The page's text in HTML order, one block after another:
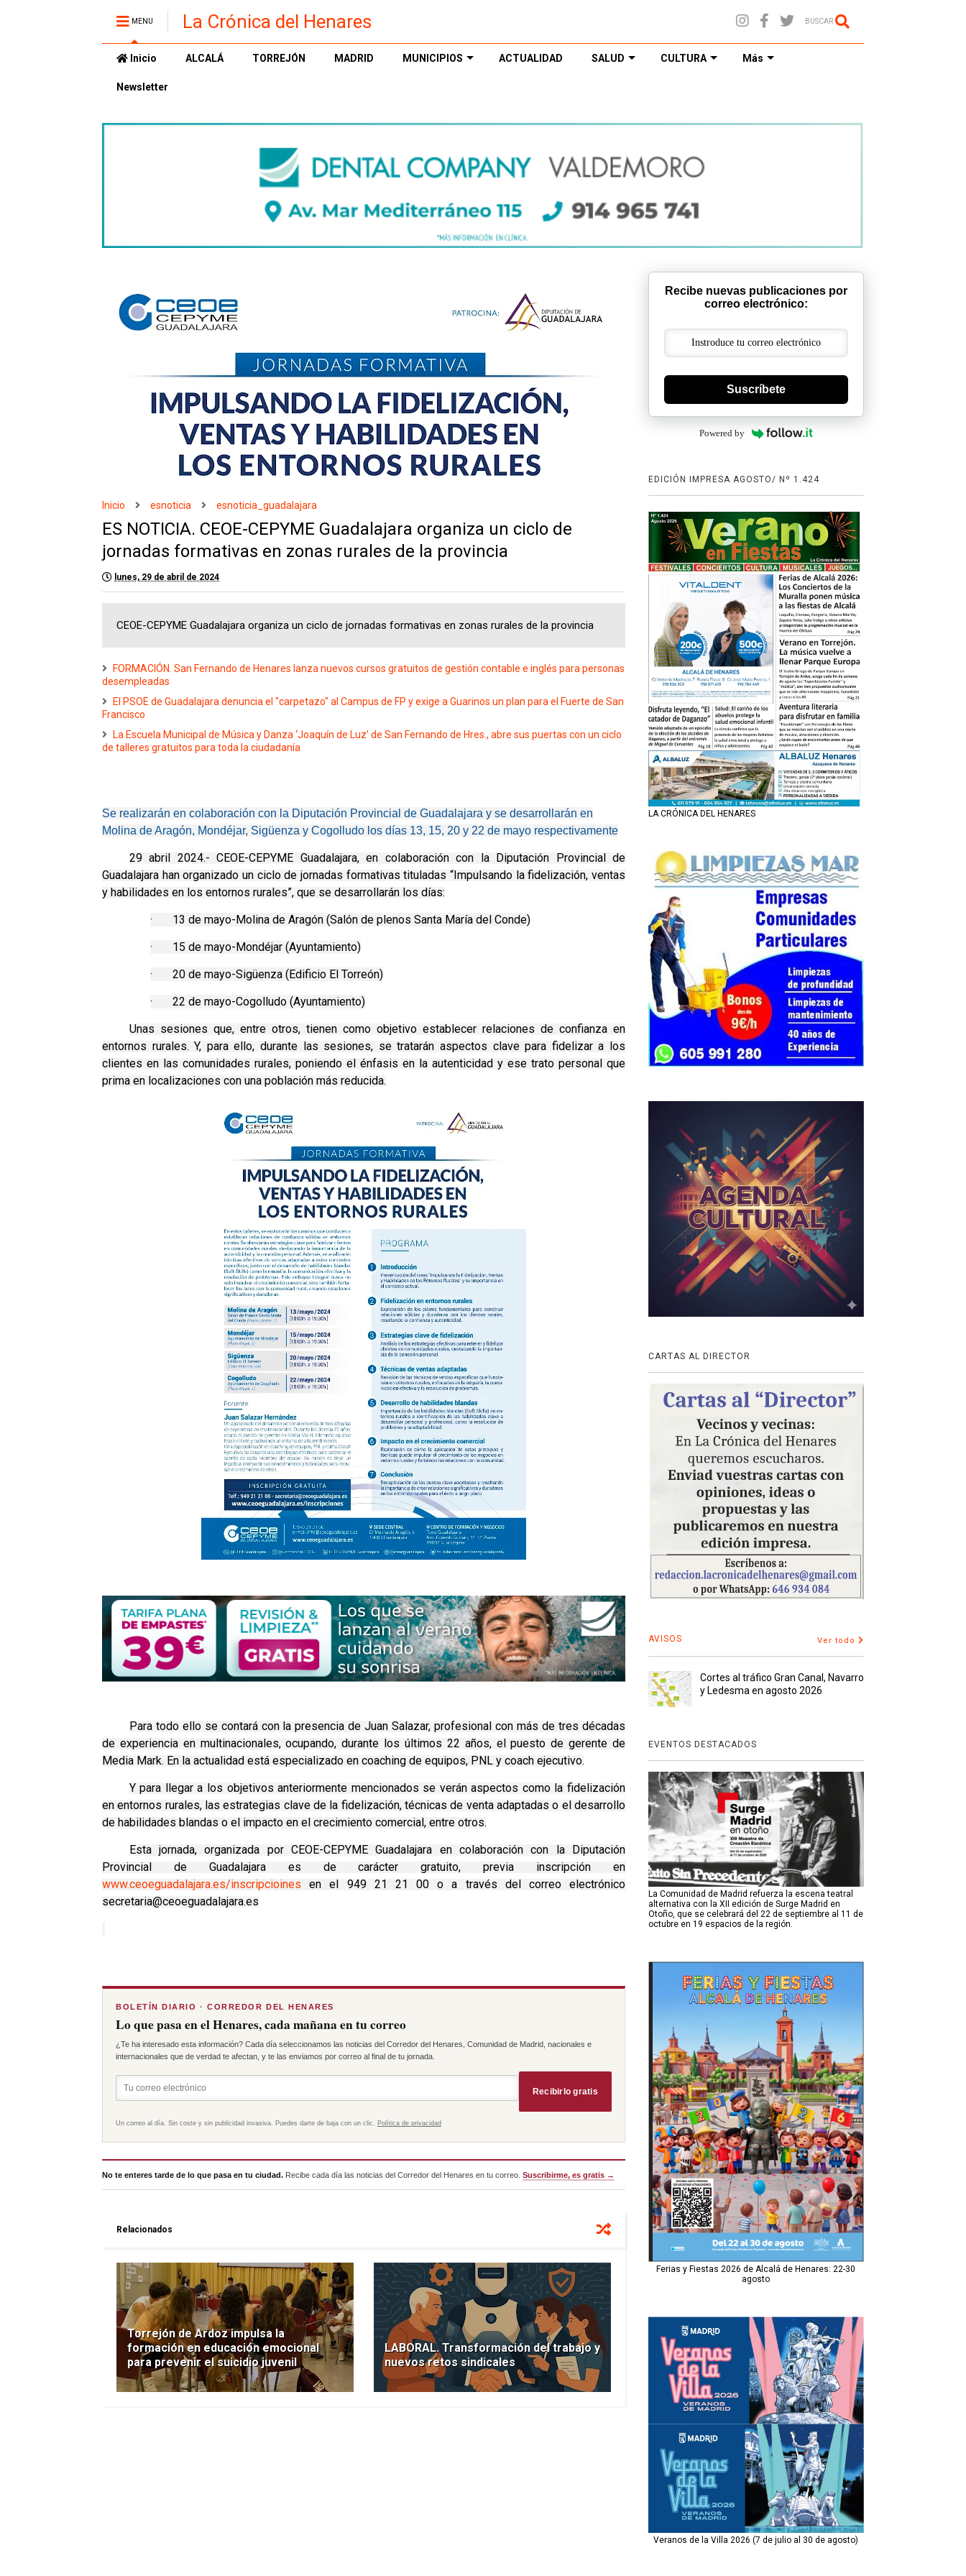
MENU La Crónica del Henares BUSCAR
Inicio ALCALÁ TORREJÓN MADRID MUNICIPIOS ACTUALIDAD SALUD CULTURA Más
Newsletter
Inicio esnoticia esnoticia_guadalajara
ES NOTICIA. CEOE-CEPYME Guadalajara organiza un ciclo de
jornadas formativas en zonas rurales de la provincia
lunes, 29 de abril de 2024
CEOE-CEPYME Guadalajara organiza un ciclo de jornadas formativas en zonas rurales de la provincia
FORMACIÓN. San Fernando de Henares lanza nuevos cursos gratuitos de gestión contable e inglés para personas
desempleadas
El PSOE de Guadalajara denuncia el "carpetazo" al Campus de FP y exige a Guarinos un plan para el Fuerte de San
Francisco
La Escuela Municipal de Música y Danza ‘Joaquín de Luz’ de San Fernando de Hres., abre sus puertas con un ciclo
de talleres gratuitos para toda la ciudadanía
Se realizarán en colaboración con la Diputación Provincial de Guadalajara y se desarrollarán en
Molina de Aragón, Mondéjar, Sigüenza y Cogolludo los días 13, 15, 20 y 22 de mayo respectivamente
29 abril 2024.- CEOE-CEPYME Guadalajara, en colaboración con la Diputación Provincial de
Guadalajara han organizado un ciclo de jornadas formativas tituladas “Impulsando la fidelización, ventas
y habilidades en los entornos rurales”, que se desarrollarán los días:
·
13 de mayo-Molina de Aragón (Salón de plenos Santa María del Conde)
·
15 de mayo-Mondéjar (Ayuntamiento)
·
20 de mayo-Sigüenza (Edificio El Torreón)
·
22 de mayo-Cogolludo (Ayuntamiento)
Unas sesiones que, entre otros, tienen como objetivo establecer relaciones de confianza en
entornos rurales. Y, para ello, durante las sesiones, se tratarán aspectos clave para fidelizar a los
clientes en las comunidades rurales, poniendo el énfasis en la autenticidad y ese trato personal que
prima en localizaciones con una población más reducida.
Para todo ello se contará con la presencia de Juan Salazar, profesional con más de tres décadas
de experiencia en multinacionales, ocupando, durante los últimos 22 años, el puesto de gerente de
Media Mark. En la actualidad está especializado en coaching de equipos, PNL y coach ejecutivo.
Y para llegar a los objetivos anteriormente mencionados se verán aspectos como la fidelización
en entornos rurales, las estrategias clave de la fidelización, técnicas de venta adaptadas o el desarrollo
de habilidades blandas o el impacto en el crecimiento comercial, entre otros.
Esta jornada, organizada por CEOE-CEPYME Guadalajara en colaboración con la Diputación
Provincial de Guadalajara es de carácter gratuito, previa inscripción en
www.ceoeguadalajara.es/inscripcioines en el 949 21 21 00 o a través del correo electrónico
secretaria@ceoeguadalajara.es
BOLETÍN DIARIO · CORREDOR DEL HENARES
Lo que pasa en el Henares, cada mañana en tu correo
¿Te ha interesado esta información? Cada día seleccionamos las noticias del Corredor del Henares, Comunidad de Madrid, nacionales e
internacionales que de verdad te afectan, y te las enviamos por correo al final de tu jornada.
Recibirlo gratis
Un correo al día. Sin coste y sin publicidad invasiva. Puedes darte de baja con un clic. Política de privacidad
No te enteres tarde de lo que pasa en tu ciudad. Recibe cada día las noticias del Corredor del Henares en tu correo. Suscribirme, es gratis →
Relacionados
Torrejón de Ardoz impulsa la
formación en educación emocional
para prevenir el suicidio juvenil
LABORAL. Transformación del trabajo y
nuevos retos sindicales
Recibe nuevas publicaciones por
correo electrónico:
Suscríbete
Powered by
EDICIÓN IMPRESA AGOSTO/ Nº 1.424
LA CRÓNICA DEL HENARES
CARTAS AL DIRECTOR
AVISOS Ver todo
Cortes al tráfico Gran Canal, Navarro
y Ledesma en agosto 2026
EVENTOS DESTACADOS
La Comunidad de Madrid refuerza la escena teatral
alternativa con la XII edición de Surge Madrid en
Otoño, que se celebrará del 22 de septiembre al 11 de
octubre en 19 espacios de la región.
Ferias y Fiestas 2026 de Alcalá de Henares: 22-30
agosto
Veranos de la Villa 2026 (7 de julio al 30 de agosto)